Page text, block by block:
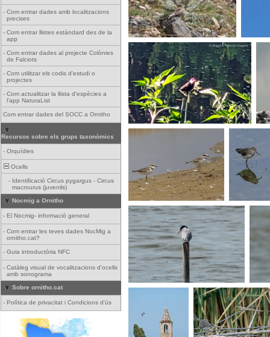
- Com entrar dades amb localitzacions
precises
- Com entrar llistes estàndard des de la
app
- Com entrar dades al projecte Colònies
de Falciots
- Com utilitzar els codis d'estudi o
projectes
- Com actualitzar la llista d'espècies a
l'app NaturaList
Com entrar dades del SOCC a Ornitho
Recursos sobre els grups taxonòmics
- Orquídies
Ocells
- Identificació Circus pygargus - Circus
macrourus (juvenils)
Nocmig a Ornitho
- El Nocmig- informació general
- Com entrar les teves dades NocMig a
ornitho.cat?
- Guia introductòria NFC
- Catàleg visual de vocalitzacions d'ocells
amb sonograma
Sobre ornitho.cat
- Política de privacitat i Condicions d'ús